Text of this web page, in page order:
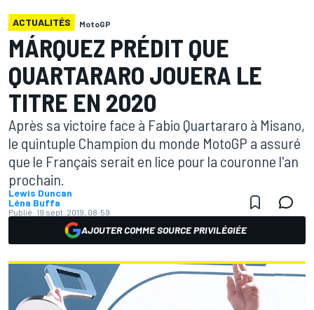
ACTUALITÉS MotoGP
MÁRQUEZ PRÉDIT QUE
QUARTARARO JOUERA LE
TITRE EN 2020
Après sa victoire face à Fabio Quartararo à Misano,
le quintuple Champion du monde MotoGP a assuré
que le Français serait en lice pour la couronne l'an
prochain.
Lewis Duncan
Léna Buffa
Publié: 19 sept. 2019, 08:59
AJOUTER COMME SOURCE PRIVILÉGIÉE